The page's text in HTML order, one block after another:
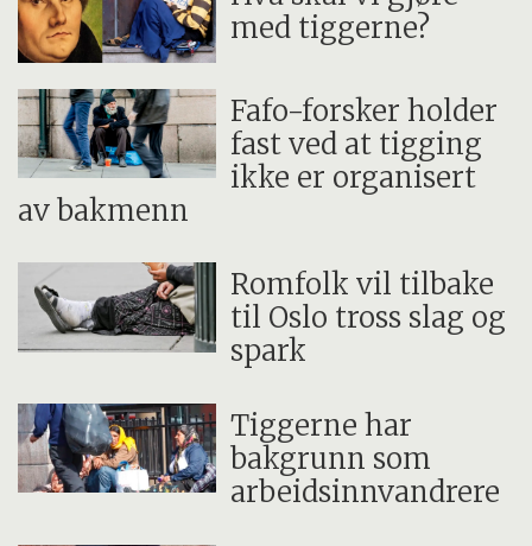
med tiggerne?
Fafo-forsker holder
fast ved at tigging
ikke er organisert
av bakmenn
Romfolk vil tilbake
til Oslo tross slag og
spark
Tiggerne har
bakgrunn som
arbeidsinnvandrere